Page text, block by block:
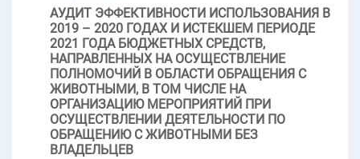
АУДИТ ЭФФЕКТИВНОСТИ ИСПОЛЬЗОВАНИЯ В
2019 – 2020 ГОДАХ И ИСТЕКШЕМ ПЕРИОДЕ
2021 ГОДА БЮДЖЕТНЫХ СРЕДСТВ,
НАПРАВЛЕННЫХ НА ОСУЩЕСТВЛЕНИЕ
ПОЛНОМОЧИЙ В ОБЛАСТИ ОБРАЩЕНИЯ С
ЖИВОТНЫМИ, В ТОМ ЧИСЛЕ НА
ОРГАНИЗАЦИЮ МЕРОПРИЯТИЙ ПРИ
ОСУЩЕСТВЛЕНИИ ДЕЯТЕЛЬНОСТИ ПО
ОБРАЩЕНИЮ С ЖИВОТНЫМИ БЕЗ
ВЛАДЕЛЬЦЕВ